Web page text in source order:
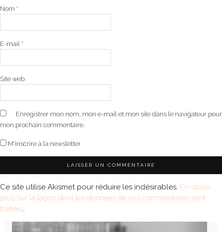
Nom *
E-mail *
Site web
Enregistrer mon nom, mon e-mail et mon site dans le navigateur pour
mon prochain commentaire.
M'inscrire à la newsletter
Ce site utilise Akismet pour réduire les indésirables. En savoir
plus sur la façon dont les données de vos commentaires sont
traitées.